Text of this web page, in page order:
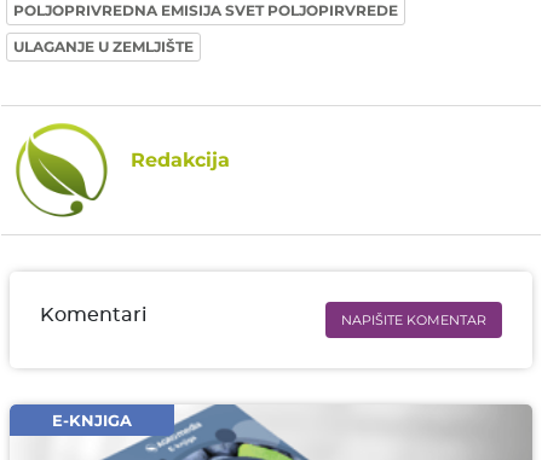
POLJOPRIVREDNA EMISIJA SVET POLJOPIRVREDE
ULAGANJE U ZEMLJIŠTE
Redakcija
Komentari NAPIŠITE KOMENTAR
Email* obavezno
E-KNJIGA